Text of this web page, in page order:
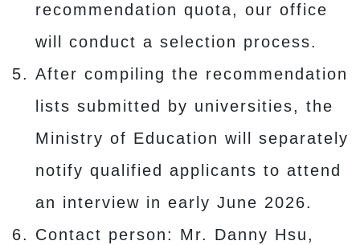
recommendation quota, our office
will conduct a selection process.
After compiling the recommendation
lists submitted by universities, the
Ministry of Education will separately
notify qualified applicants to attend
an interview in early June 2026.
Contact person: Mr. Danny Hsu,